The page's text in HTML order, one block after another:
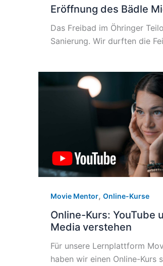
Eröffnung des Bädle
Das Freibad im Öhringer
Sanierung. Wir durften die
Movie Mentor, Online-Kurse
Online-Kurs: YouTube
Media verstehen
Für unsere Lernplattform
haben wir einen Online-Kurs